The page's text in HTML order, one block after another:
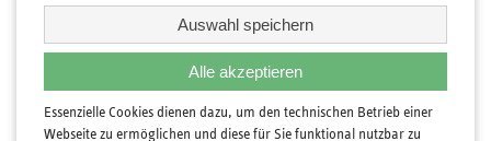
Auswahl speichern
Alle akzeptieren
Essenzielle Cookies dienen dazu, um den technischen Betrieb einer
Webseite zu ermöglichen und diese für Sie funktional nutzbar zu